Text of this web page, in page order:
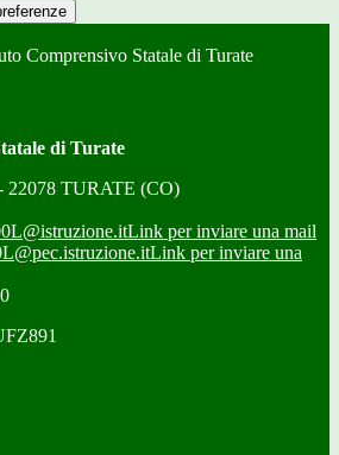
Comprensivo Statale di Turate
di Turate
22078 TURATE (CO)
Link per inviare una mail
Link per inviare una